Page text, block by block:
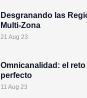
Desgranando las
Multi-Zona
21 Aug 23
Omnicanalidad: el
perfecto
11 Aug 23